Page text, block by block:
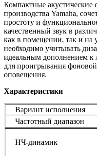
Компактные
производства Yamaha,
простоту и
качественный звук в
как в помещении, так и на
необходимо учитывать
идеальным дополнением к
для проигрывания
оповещения.
Характеристики
Вариант исполнения
Частотный диапазон
НЧ-динамик